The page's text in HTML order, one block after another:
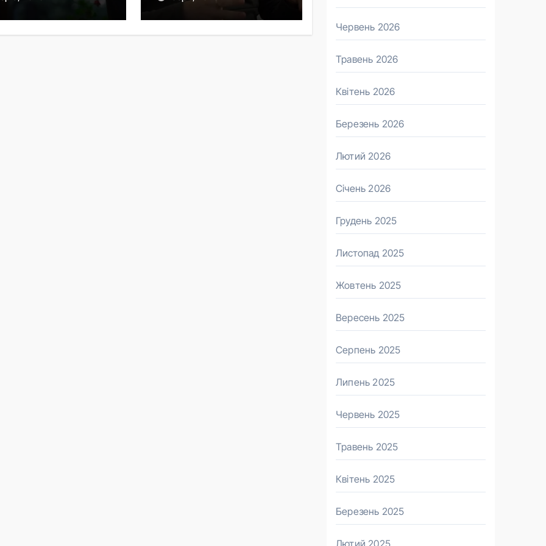
Червень 2026
Травень 2026
Квітень 2026
Березень 2026
Лютий 2026
Січень 2026
Грудень 2025
Листопад 2025
Жовтень 2025
Вересень 2025
Серпень 2025
Липень 2025
Червень 2025
Травень 2025
Квітень 2025
Березень 2025
Лютий 2025